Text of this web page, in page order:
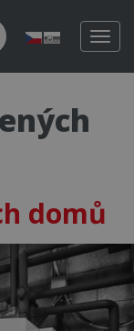
domů